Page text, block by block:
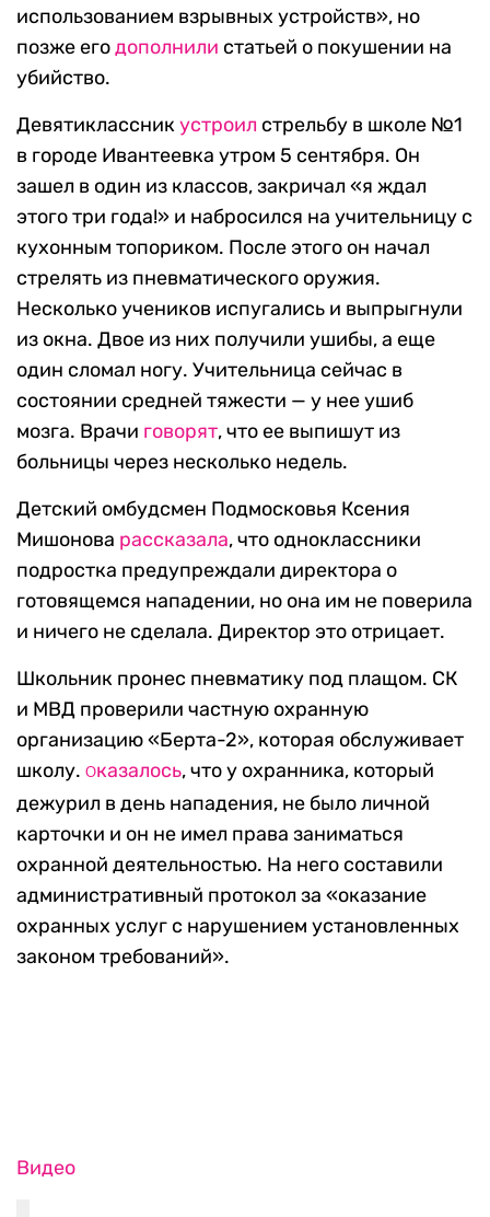
использованием взрывных устройств», но
позже егодополнили статьей о покушении на
убийство.
Девятиклассникустроил стрельбу в школе №1
в городе Ивантеевка утром 5 сентября. Он
зашел в один из классов, закричал «я ждал
этого три года!» и набросился на учительницу с
кухонным топориком. После этого он начал
стрелять из пневматического оружия.
Несколько учеников испугались и выпрыгнули
из окна. Двое из них получили ушибы, а еще
один сломал ногу. Учительница сейчас в
состоянии средней тяжести — у нее ушиб
мозга. Врачи говорят, что ее выпишут из
больницы через несколько недель.
Детский омбудсмен Подмосковья Ксения
Мишонова рассказала, что одноклассники
подростка предупреждали директора о
готовящемся нападении, но она им не поверила
и ничего не сделала. Директор это отрицает.
Школьник пронес пневматику под плащом. СК
и МВД проверили частную охранную
организацию «Берта-2», которая обслуживает
школу. Оказалось, что у охранника, который
дежурил в день нападения, не было личной
карточки и он не имел права заниматься
охранной деятельностью. На него составили
административный протокол за «оказание
охранных услуг с нарушением установленных
законом требований».
Видео